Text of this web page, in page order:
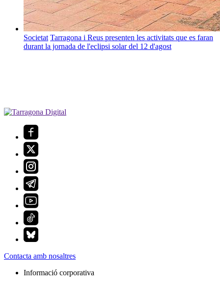
Societat Tarragona i Reus presenten les activitats que es faran
durant la jornada de l'eclipsi solar del 12 d'agost
Contacta amb nosaltres
Informació corporativa